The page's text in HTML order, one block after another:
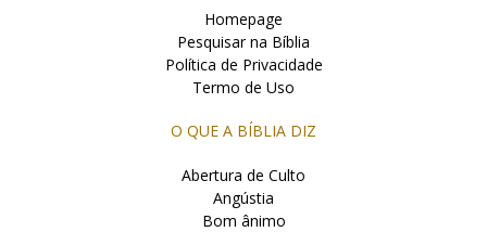
Homepage
Pesquisar na Bíblia
Política de Privacidade
Termo de Uso
O QUE A BÍBLIA DIZ
Abertura de Culto
Angústia
Bom ânimo